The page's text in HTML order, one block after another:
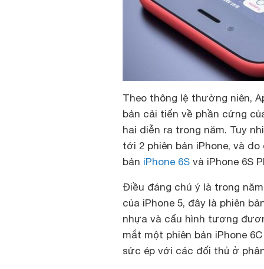
Theo thông lệ thường niên,
bản cải tiến về phần cứng
hai diễn ra trong năm. Tuy
tới 2 phiên bản iPhone, và
bản iPhone 6S và iPhone 6S
Điều đáng chú ý là trong
của iPhone 5, đây là phiên
nhựa và cấu hình tương
mắt một phiên bản iPhone
sức ép với các đối thủ ở